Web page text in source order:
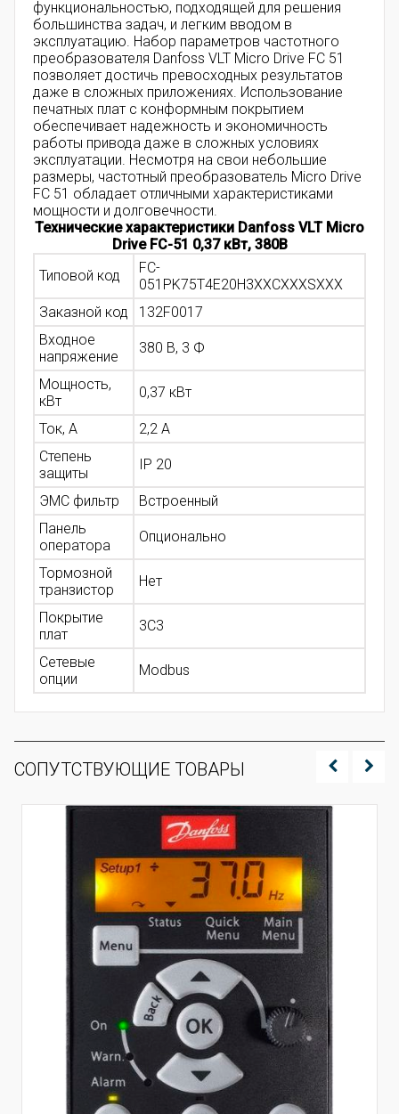
функциональностью, подходящей для решения
большинства задач, и легким вводом в
эксплуатацию. Набор параметров частотного
преобразователя Danfoss VLT Micro Drive FC 51
позволяет достичь превосходных результатов
даже в сложных приложениях. Использование
печатных плат с конформным покрытием
обеспечивает надежность и экономичность
работы привода даже в сложных условиях
эксплуатации. Несмотря на свои небольшие
размеры, частотный преобразователь Micro Drive
FC 51 обладает отличными характеристиками
мощности и долговечности.
Технические характеристики Danfoss VLT Micro
Drive FC-51 0,37 кВт, 380В
Типовой код
FC-
051PK75T4E20H3XXCXXXSXXX
Заказной код
132F0017
Входное
напряжение
380 В, 3 Ф
Мощность,
кВт
0,37 кВт
Ток, А
2,2 А
Степень
защиты
IP 20
ЭМС фильтр
Встроенный
Панель
оператора
Опционально
Тормозной
транзистор
Нет
Покрытие
плат
3С3
Сетевые
опции
Modbus
СОПУТСТВУЮЩИЕ ТОВАРЫ